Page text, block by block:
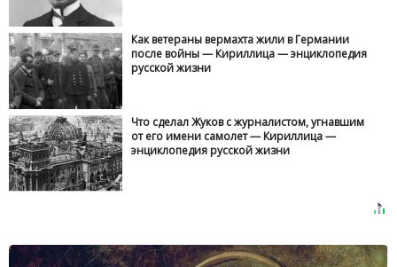
Как ветераны вермахта жили в Германии
после войны — Кириллица — энциклопедия
русской жизни
Что сделал Жуков с журналистом, угнавшим
от его имени самолет — Кириллица —
энциклопедия русской жизни